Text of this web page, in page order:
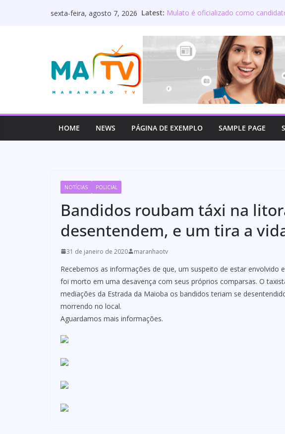
sexta-feira, agosto 7, 2026 Latest: Mulato é oficializado como
os servidores públicos e
Lourdinha Pereira toma posse no
primeira senadora de Coroatá
Wellington do Curso oficializa
estadual e reafirma compromisso
HOME NEWS PÁGINA DE EXEMPLO SAMPLE PAGE
NOTÍCIAS POLICIAL
Bandidos roubam táxi na
desentendem, e um tira a
31 de janeiro de 2020 maranhaotv
Recebemos as informações de que, um suspeito de estar
foi morto em uma desavença com seus próprios comparsas. O
mediações da Estrada da Maioba os bandidos teriam se
morrendo no local.
Aguardamos mais informações.